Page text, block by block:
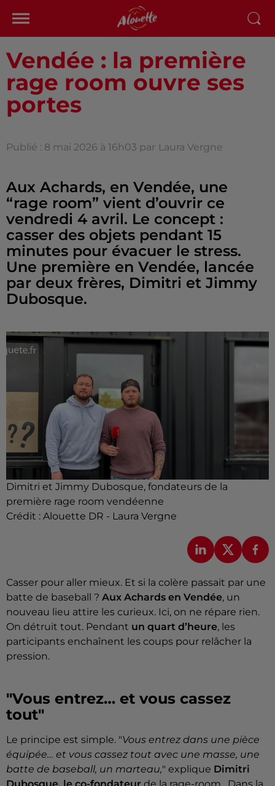
Vendée : la première
rage room ouvre ses
portes
Publié : 8 mai 2026 à 16h03 par Laura Vergne
Aux Achards, en Vendée, une
“rage room” vient d’ouvrir ce
vendredi 4 avril. Le concept :
casser des objets pendant 15
minutes pour évacuer le stress.
Une première en Vendée, lancée
par deux frères, Dimitri et Jimmy
Dubosque.
Dimitri et Jimmy Dubosque, fondateurs de la
première rage room vendéenne
Crédit : Alouette DR - Laura Vergne
Casser pour aller mieux. Et si la colère passait par une
batte de baseball ? Aux Achards en Vendée, un
nouveau lieu attire les curieux. Ici, on ne répare rien.
On détruit tout. Pendant un quart d’heure, les
participants enchaînent les coups pour relâcher la
pression.
"Vous entrez… et vous cassez
tout"
Le principe est simple. "Vous entrez dans une pièce
équipée… et vous cassez tout avec une masse, une
batte de baseball, un marteau," explique Dimitri